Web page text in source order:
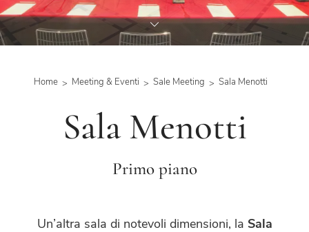
Home Meeting & Eventi Sale Meeting Sala Menotti
Sala Menotti
Primo piano
Un’altra sala di notevoli dimensioni, la Sala